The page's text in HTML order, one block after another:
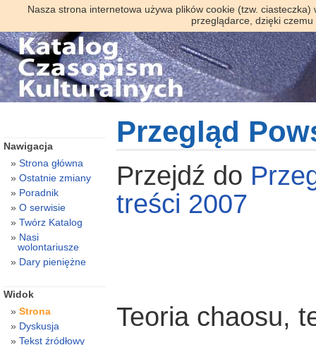
Nasza strona internetowa używa plików cookie (tzw.
przeglądarce, dzięki
Przegląd
Przejdź do
treści 2007
Teoria chaosu,
Nawigacja
Strona główna
Ostatnie zmiany
Poradnik
O serwisie
Twórz Katalog
Nasi
wolontariusze
Dary pieniężne
Widok
Strona
Dyskusja
Tekst źródłowy